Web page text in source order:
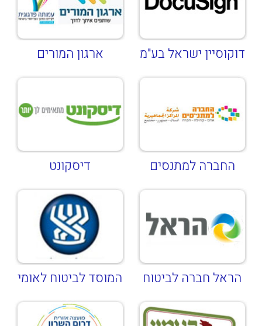
דוקוסיין ישראל בע"מ
החברה למתנסים
הראל חברה לביטוח
ארגון המורים
דיסקונט
המוסד לביטוח לאומי